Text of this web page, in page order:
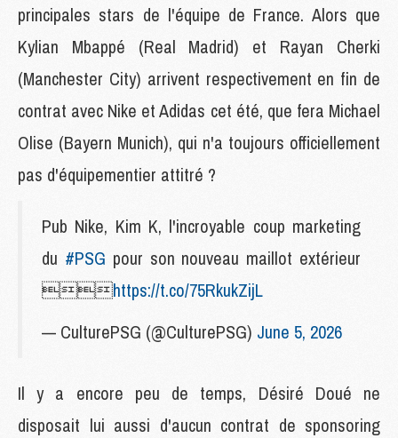
principales stars de l'équipe de France. Alors que
Kylian Mbappé (Real Madrid) et Rayan Cherki
(Manchester City) arrivent respectivement en fin de
contrat avec Nike et Adidas cet été, que fera Michael
Olise (Bayern Munich), qui n'a toujours officiellement
pas d'équipementier attitré ?
Pub Nike, Kim K, l'incroyable coup marketing
du #PSG pour son nouveau maillot extérieur
https://t.co/75RkukZijL
— CulturePSG (@CulturePSG) June 5, 2026
Il y a encore peu de temps, Désiré Doué ne
disposait lui aussi d'aucun contrat de sponsoring